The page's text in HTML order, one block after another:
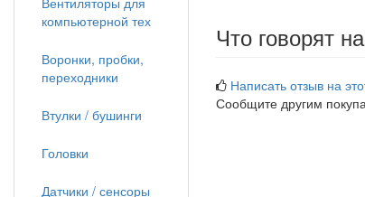
Что говорят
Написать отзыв на
Сообщите другим
компьютерной тех
Воронки, пробки,
переходники
Втулки / бушинги
Головки
Датчики / сенсоры